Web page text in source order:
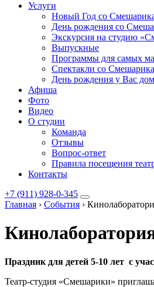
Услуги
Новый Год со
День рождения со
Экскурсия на студию
Выпускные
Программы для самых
Спектакли со
День рождения у Вас
Афиша
Фото
Видео
О студии
Команда
Отзывы
Вопрос-ответ
Правила посещения
Контакты
+7 (911) 928-0-345
Главная › События ›
Праздник для детей 5-10 лет с
Театр-студия «Смешарики»